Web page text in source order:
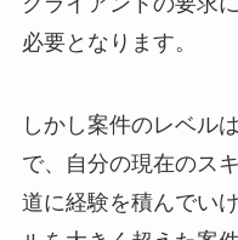
必要となります。
しかし案件のレベル
で、自分の現在のス
道に経験を積んでい